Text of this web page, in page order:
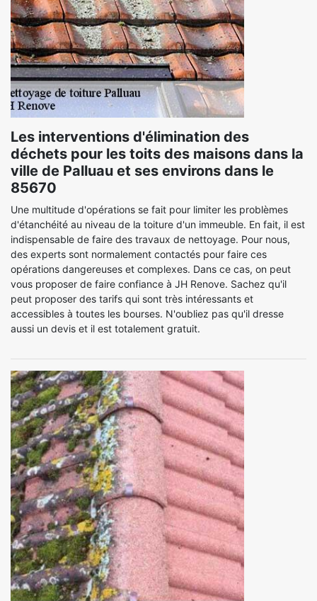
Les interventions d'élimination des
déchets pour les toits des maisons dans la
ville de Palluau et ses environs dans le
85670
Une multitude d'opérations se fait pour limiter les problèmes
d'étanchéité au niveau de la toiture d'un immeuble. En fait, il est
indispensable de faire des travaux de nettoyage. Pour nous,
des experts sont normalement contactés pour faire ces
opérations dangereuses et complexes. Dans ce cas, on peut
vous proposer de faire confiance à JH Renove. Sachez qu'il
peut proposer des tarifs qui sont très intéressants et
accessibles à toutes les bourses. N'oubliez pas qu'il dresse
aussi un devis et il est totalement gratuit.